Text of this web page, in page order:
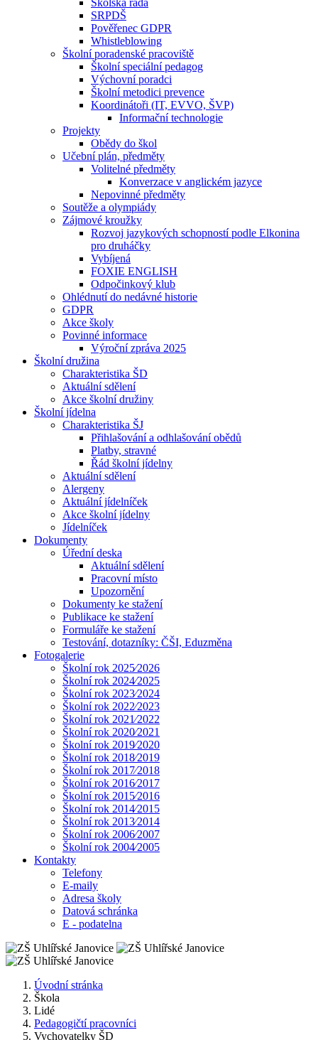
Školská rada
SRPDŠ
Pověřenec GDPR
Whistleblowing
Školní poradenské pracoviště
Školní speciální pedagog
Výchovní poradci
Školní metodici prevence
Koordinátoři (IT, EVVO, ŠVP)
Informační technologie
Projekty
Obědy do škol
Učební plán, předměty
Volitelné předměty
Konverzace v anglickém jazyce
Nepovinné předměty
Soutěže a olympiády
Zájmové kroužky
Rozvoj jazykových schopností podle Elkonina
pro druháčky
Vybíjená
FOXIE ENGLISH
Odpočinkový klub
Ohlédnutí do nedávné historie
GDPR
Akce školy
Povinné informace
Výroční zpráva 2025
Školní družina
Charakteristika ŠD
Aktuální sdělení
Akce školní družiny
Školní jídelna
Charakteristika ŠJ
Přihlašování a odhlašování obědů
Platby, stravné
Řád školní jídelny
Aktuální sdělení
Alergeny
Aktuální jídelníček
Akce školní jídelny
Jídelníček
Dokumenty
Úřední deska
Aktuální sdělení
Pracovní místo
Upozornění
Dokumenty ke stažení
Publikace ke stažení
Formuláře ke stažení
Testování, dotazníky: ČŠI, Eduzměna
Fotogalerie
Školní rok 2025⁄2026
Školní rok 2024⁄2025
Školní rok 2023⁄2024
Školní rok 2022⁄2023
Školní rok 2021⁄2022
Školní rok 2020⁄2021
Školní rok 2019⁄2020
Školní rok 2018⁄2019
Školní rok 2017⁄2018
Školní rok 2016⁄2017
Školní rok 2015⁄2016
Školní rok 2014⁄2015
Školní rok 2013⁄2014
Školní rok 2006⁄2007
Školní rok 2004⁄2005
Kontakty
Telefony
E-maily
Adresa školy
Datová schránka
E - podatelna
Úvodní stránka
Škola
Lidé
Pedagogičtí pracovníci
Vychovatelky ŠD